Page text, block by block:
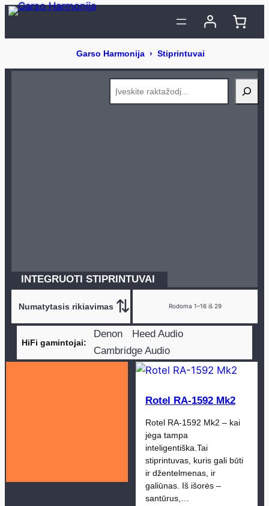
Eiti
INTEGRUOTI STIPRINTUVAI
Rodoma 1–16 iš 29
HiFi gamintojai
Denon
Heed Audio
Cambridge Audio
Line Magnetic
Rotel RA-1592 Mk2
Rotel RA-1592 Mk2 – kai
jėga tampa
inteligentiška.Tai
stiprintuvas, kuris gali būti
ir džentelmenas, ir
galiūnas. Iš išorės –
santūrus,…